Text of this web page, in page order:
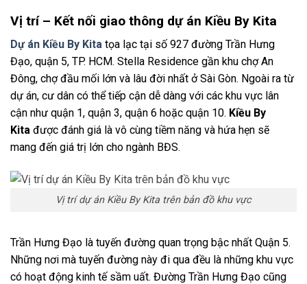
Vị trí – Kết nối giao thông dự án Kiều By Kita
Dự án Kiều By Kita tọa lạc tại số 927 đường Trần Hưng
Đạo, quận 5, TP. HCM. Stella Residence gần khu chợ An
Đông, chợ đầu mối lớn và lâu đời nhất ở Sài Gòn. Ngoài ra từ
dự án, cư dân có thể tiếp cận dễ dàng với các khu vực lân
cận như quận 1, quận 3, quận 6 hoặc quận 10. Kiều By
Kita được đánh giá là vô cùng tiềm năng và hứa hẹn sẽ
mang đến giá trị lớn cho ngành BĐS.
Vị trí dự án Kiều By Kita trên bản đồ khu vực
Trần Hưng Đạo là tuyến đường quan trọng bậc nhất Quận 5.
Những nơi mà tuyến đường này đi qua đều là những khu vực
có hoạt động kinh tế sầm uất. Đường Trần Hưng Đạo cũng